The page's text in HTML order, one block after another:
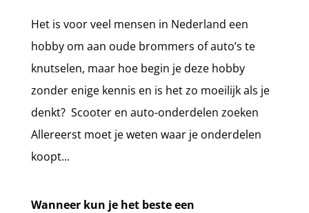
Het is voor veel mensen in Nederland een
hobby om aan oude brommers of auto’s te
knutselen, maar hoe begin je deze hobby
zonder enige kennis en is het zo moeilijk als je
denkt? Scooter en auto-onderdelen zoeken
Allereerst moet je weten waar je onderdelen
koopt...
Wanneer kun je het beste een